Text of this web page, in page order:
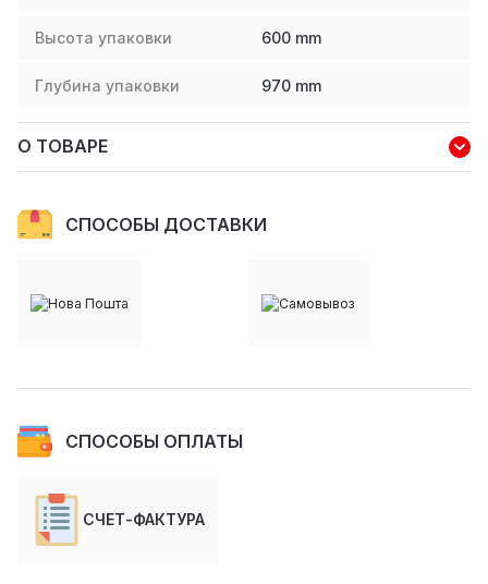
Высота упаковки 600 mm
Глубина упаковки 970 mm
О ТОВАРЕ
СПОСОБЫ ДОСТАВКИ
СПОСОБЫ ОПЛАТЫ
СЧЕТ-ФАКТУРА